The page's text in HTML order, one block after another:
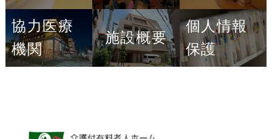
協力医療
機関
施設概要
個人情報
保護